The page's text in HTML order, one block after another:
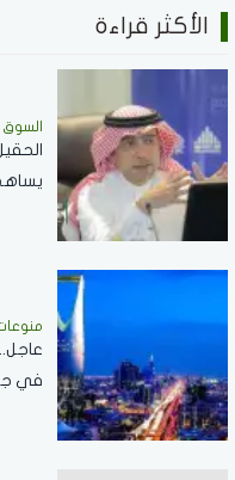
الأكثر قراءة
في